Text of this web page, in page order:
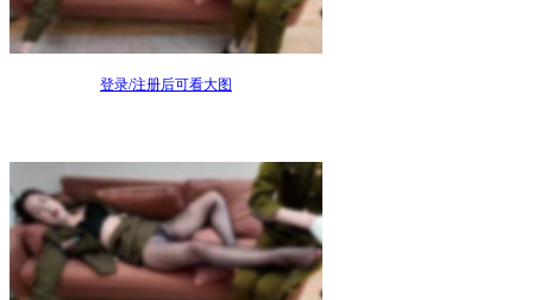
登录/注册后可看大图